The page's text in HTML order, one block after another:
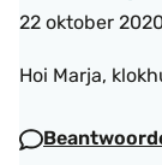
22 oktober
Hoi Marja,